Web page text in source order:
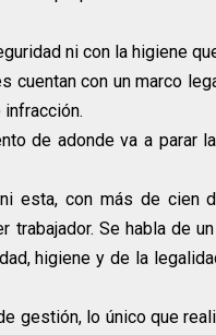
ni con la higiene
cuentan con un marco
infracción.
de adonde va a parar
esta, con más de cien
trabajador. Se habla de
higiene y de la
gestión, lo único que